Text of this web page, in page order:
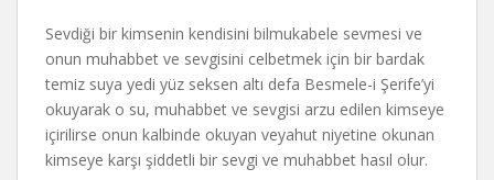
Sevdiği bir kimsenin kendisini bilmukabele sevmesi ve
onun muhabbet ve sevgisini celbetmek için bir bardak
temiz suya yedi yüz seksen altı defa Besmele-i Şerife’yi
okuyarak o su, muhabbet ve sevgisi arzu edilen kimseye
içirilirse onun kalbinde okuyan veyahut niyetine okunan
kimseye karşı şiddetli bir sevgi ve muhabbet hasıl olur.